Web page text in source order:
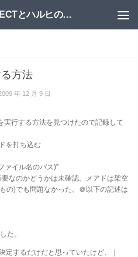
すてらーしぇる｜東方PROJECTとハルヒの二次創作サイト
方法
年 12 月 9 日
実行する方法を見つけたので記録して
を打ち込む
ァイル名のパス)”
のかどうかは未確認。メアドは架空
の)でも問題なかった。＠以下の記述は
た。
定するだけだと思っていたけど、｜